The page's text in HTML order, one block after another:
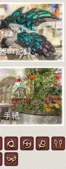
の記録
手紙